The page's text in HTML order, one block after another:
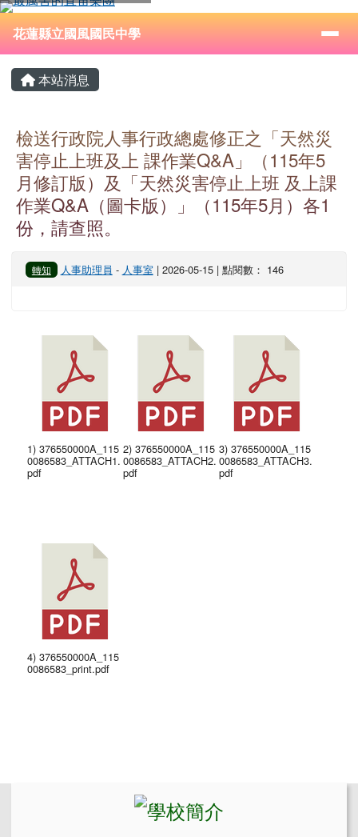
跳至主內容區
花蓮縣立國風國民中學
⏸
導覽列
花蓮縣立國風國民中學
主內容區域
本站消息
檢送行政院人事行政總處修正之「天然災
害停止上班及上 課作業Q&A」（115年5
月修訂版）及「天然災害停止上班 及上課
作業Q&A（圖卡版）」（115年5月）各1
份，請查照。
轉知 人事助理員 - 人事室 | 2026-05-15 | 點閱數： 146
1) 376550000A_115
0086583_ATTACH1.
pdf
2) 376550000A_115
0086583_ATTACH2.
pdf
3) 376550000A_115
0086583_ATTACH3.
pdf
4) 376550000A_115
0086583_print.pdf
頁尾區域